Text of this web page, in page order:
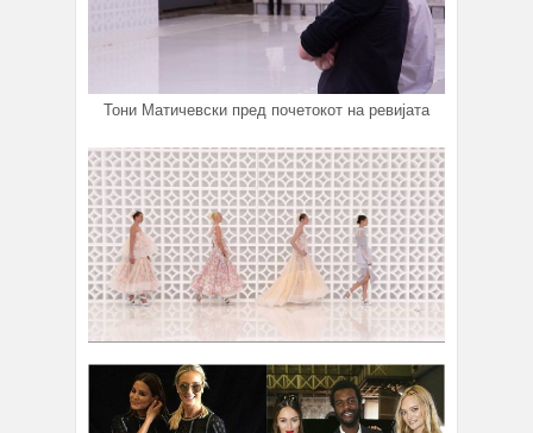
Тони Матичевски пред почетокот на ревијата